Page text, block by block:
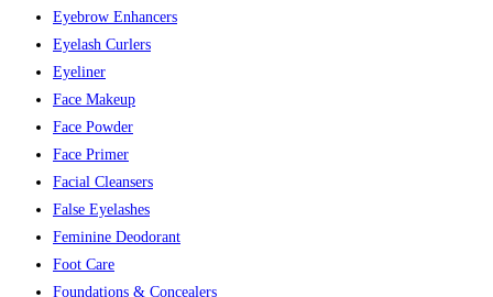
Eyebrow Enhancers
Eyelash Curlers
Eyeliner
Face Makeup
Face Powder
Face Primer
Facial Cleansers
False Eyelashes
Feminine Deodorant
Foot Care
Foundations & Concealers